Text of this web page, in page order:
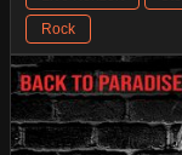
Rock